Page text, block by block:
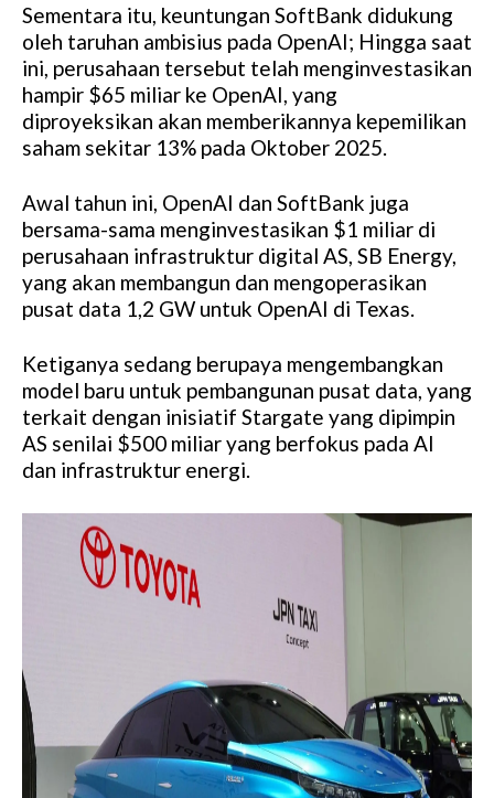
Sementara itu, keuntungan SoftBank didukung
oleh taruhan ambisius pada OpenAI; Hingga saat
ini, perusahaan tersebut telah menginvestasikan
hampir $65 miliar ke OpenAI, yang
diproyeksikan akan memberikannya kepemilikan
saham sekitar 13% pada Oktober 2025.
Awal tahun ini, OpenAI dan SoftBank juga
bersama-sama menginvestasikan $1 miliar di
perusahaan infrastruktur digital AS, SB Energy,
yang akan membangun dan mengoperasikan
pusat data 1,2 GW untuk OpenAI di Texas.
Ketiganya sedang berupaya mengembangkan
model baru untuk pembangunan pusat data, yang
terkait dengan inisiatif Stargate yang dipimpin
AS senilai $500 miliar yang berfokus pada AI
dan infrastruktur energi.